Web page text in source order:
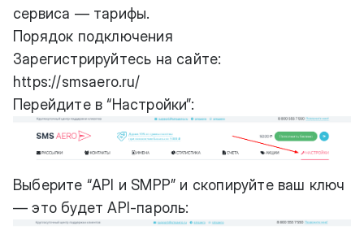
сервиса — тарифы.
Порядок подключения
Зарегистрируйтесь на сайте:
https://smsaero.ru/
Перейдите в “Настройки”:
Выберите “API и SMPP” и скопируйте ваш ключ
— это будет API-пароль: